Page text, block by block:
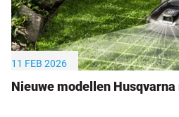
11 FEB 2026
Nieuwe modellen